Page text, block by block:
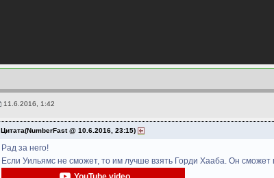
11.6.2016, 1:42
Цитата(NumberFast @ 10.6.2016, 23:15)
Рад за него!
Если Уильямс не сможет, то им лучше взять Горди Хааба. Он сможет